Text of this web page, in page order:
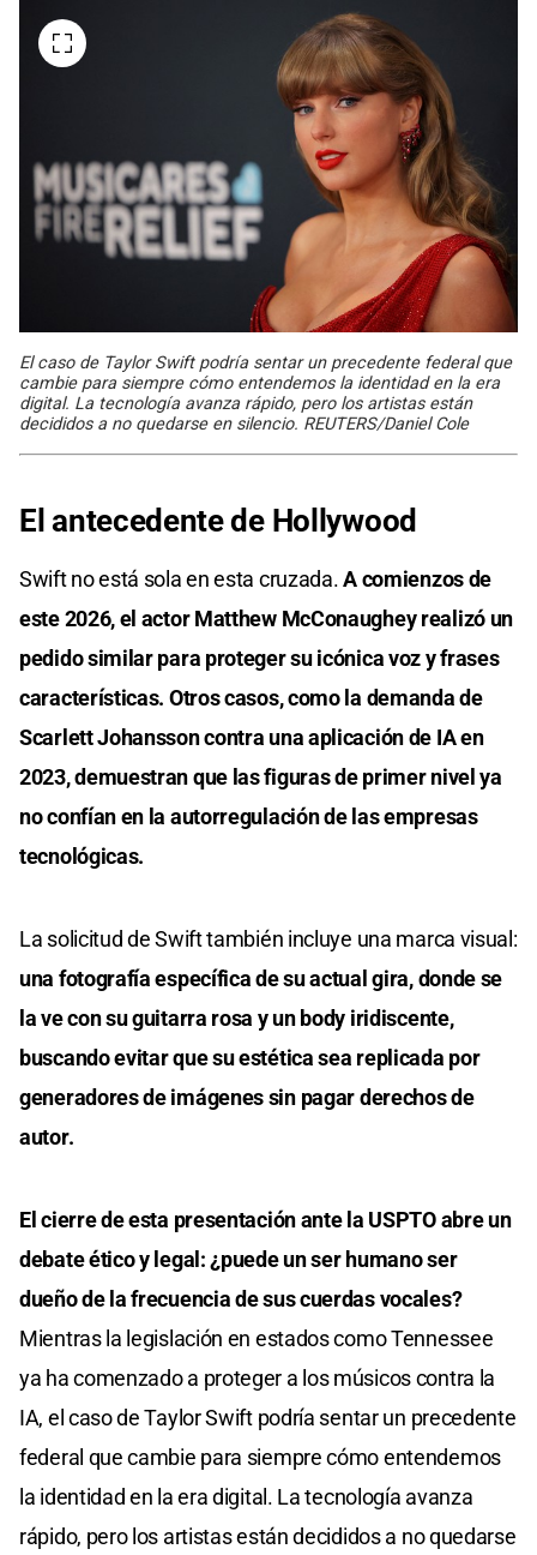
El caso de Taylor Swift podría sentar un precedente federal que
cambie para siempre cómo entendemos la identidad en la era
digital. La tecnología avanza rápido, pero los artistas están
decididos a no quedarse en silencio. REUTERS/Daniel Cole
El antecedente de Hollywood
Swift no está sola en esta cruzada.A comienzos de
este 2026, el actor Matthew McConaughey realizó un
pedido similar para proteger su icónica voz y frases
características. Otros casos, como la demanda de
Scarlett Johansson contra una aplicación de IA en
2023, demuestran que las figuras de primer nivel ya
no confían en la autorregulación de las empresas
tecnológicas.
La solicitud de Swift también incluye una marca visual:
una fotografía específica de su actual gira, donde se
la ve con su guitarra rosa y un body iridiscente,
buscando evitar que su estética sea replicada por
generadores de imágenes sin pagar derechos de
autor.
El cierre de esta presentación ante la USPTO abre un
debate ético y legal: ¿puede un ser humano ser
dueño de la frecuencia de sus cuerdas vocales?
Mientras la legislación en estados como Tennessee
ya ha comenzado a proteger a los músicos contra la
IA, el caso de Taylor Swift podría sentar un precedente
federal que cambie para siempre cómo entendemos
la identidad en la era digital. La tecnología avanza
rápido, pero los artistas están decididos a no quedarse